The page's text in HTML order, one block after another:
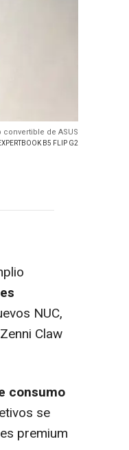
de ASUS
B5 FLIP G2
NUC,
Claw
consumo
se
premium